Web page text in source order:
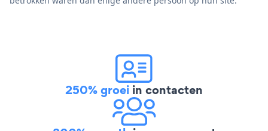
250% groei in contacten